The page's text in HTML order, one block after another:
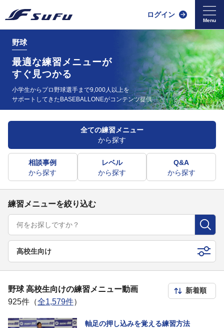
ログイン
野球
最適な練習メニューが
すぐ見つかる
小学生からプロ野球選手まで9,000人以上を
サポートしてきた BASEBALLONEがコンテンツ提供
全ての練習メニュー
から探す
相談事例
から探す
レベル
から探す
Q&A
から探す
練習メニューを絞り込む
高校生向け
野球 高校生向けの練習メニュー動画
925件（全1,579件）
軸足の押し込みを覚える練習方法